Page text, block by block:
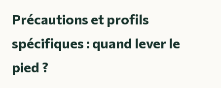
Précautions et profils
spécifiques : quand lever le
pied ?